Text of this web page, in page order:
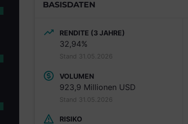
BASISDATEN
RENDITE (3 JAHRE)
32,94%
Stand 31.05.2026
VOLUMEN
923,9 Millionen USD
Stand 31.05.2026
RISIKO